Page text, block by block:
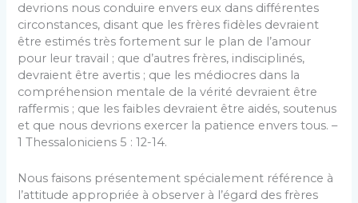
devrions nous conduire envers eux dans différentes
circonstances, disant que les frères fidèles devraient
être estimés très fortement sur le plan de l’amour
pour leur travail ; que d’autres frères, indisciplinés,
devraient être avertis ; que les médiocres dans la
compréhension mentale de la vérité devraient être
raffermis ; que les faibles devraient être aidés, soutenus
et que nous devrions exercer la patience envers tous. –
1 Thessaloniciens 5 : 12-14.
Nous faisons présentement spécialement référence à
l’attitude appropriée à observer à l’égard des frères